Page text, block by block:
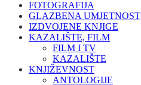
FOTOGRAFIJA
GLAZBENA UMJETNOST
IZDVOJENE KNJIGE
KAZALIŠTE, FILM
FILM I TV
KAZALIŠTE
KNJIŽEVNOST
ANTOLOGIJE